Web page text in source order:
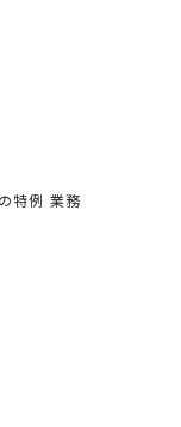
特例 業務